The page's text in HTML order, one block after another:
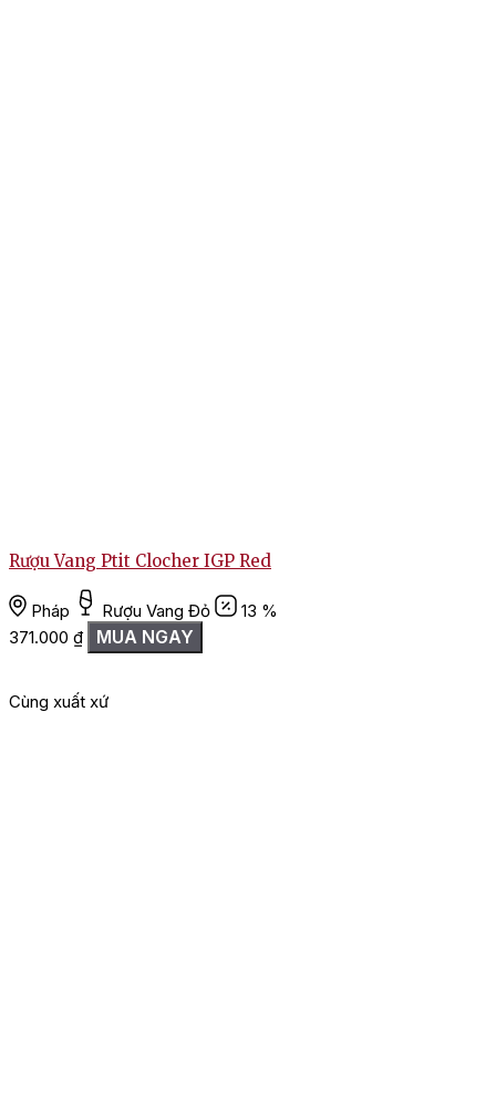
Rượu Vang Ptit Clocher IGP Red
Pháp Rượu Vang Đỏ
13 %
371.000 ₫ MUA NGAY
Cùng xuất xứ